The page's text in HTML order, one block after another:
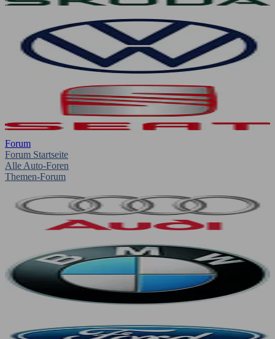
Forum
Forum Startseite
Alle Auto-Foren
Themen-Forum